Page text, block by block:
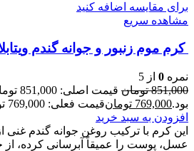
برای مقایسه اضافه کنید
مشاهده سریع
کرم موم زنبور و جوانه گندم ویتابلا – 180 میلی
نمره 0 از 5
851,000 تومان
قیمت اصلی:
بود.769,000 تومانقیمت فعلی: 769,000 تومان.
افزودن به سبد خرید
عسل، پوست را عمیقاً آبرسانی کرده،